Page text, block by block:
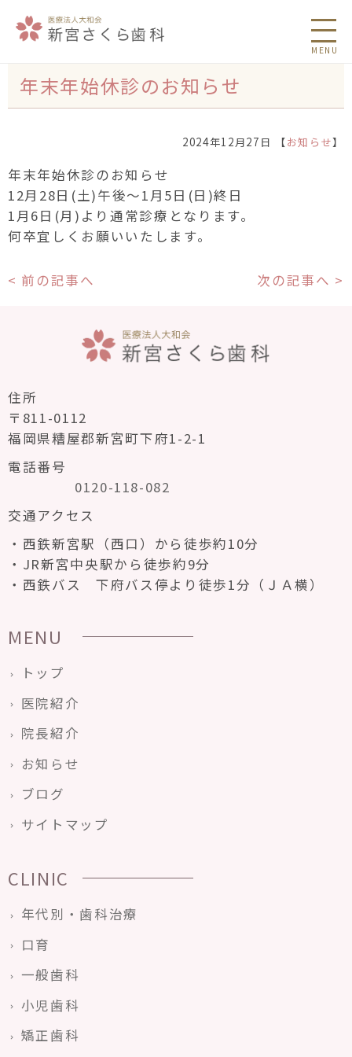
MENU
年末年始休診のお知らせ
2024年12月27日 【お知らせ】
年末年始休診のお知らせ
12月28日(土)午後〜1月5日(日)終日
1月6日(月)より通常診療となります。
何卒宜しくお願いいたします。
< 前の記事へ 次の記事へ >
住所
〒811-0112
福岡県糟屋郡新宮町下府1-2-1
電話番号
0120-118-082
交通アクセス
西鉄新宮駅（西口）から徒歩約10分
JR新宮中央駅から徒歩約9分
西鉄バス 下府バス停より徒歩1分（ＪＡ横）
MENU
トップ
医院紹介
院長紹介
お知らせ
ブログ
サイトマップ
CLINIC
年代別・歯科治療
口育
一般歯科
小児歯科
矯正歯科